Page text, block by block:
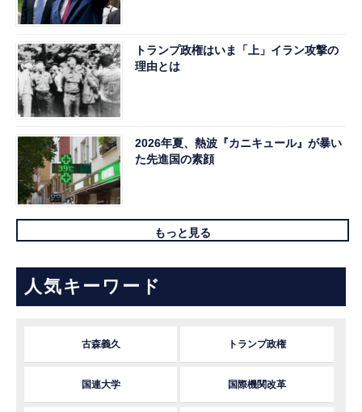
トランプ政権はいま「上」イラン攻撃の
理由とは
2026年夏、熱波『カニキュール』が暴い
た先進国の素顔
もっと見る
人気キーワード
古森義久 トランプ政権
国連大学 国際機関改革